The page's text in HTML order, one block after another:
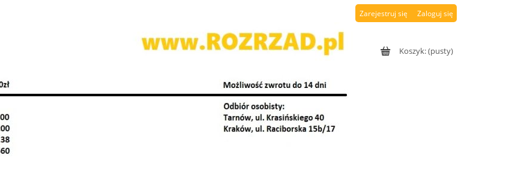
Zarejestruj się Zaloguj się
Koszyk:(pusty)